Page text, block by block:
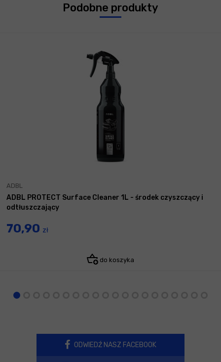
Podobne produkty
ADBL
ADBL PROTECT Surface Cleaner 1L - środek czyszczący i
odtłuszczający
70,90 zł
do koszyka
ODWIEDŹ NASZ FACEBOOK